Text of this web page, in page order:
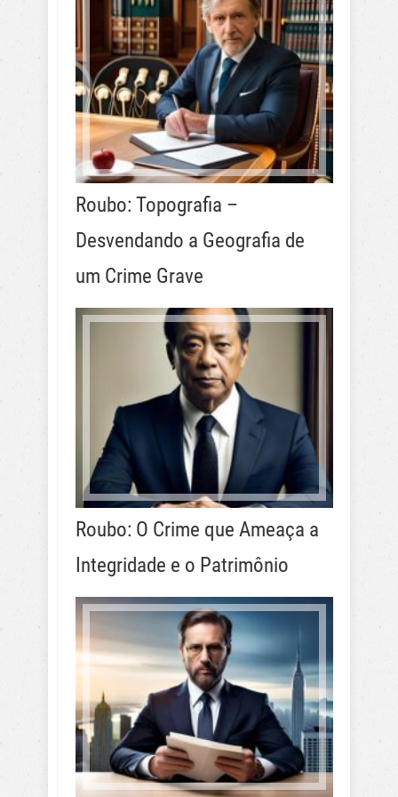
Roubo: Topografia –
Desvendando a Geografia de
um Crime Grave
Roubo: O Crime que Ameaça a
Integridade e o Patrimônio